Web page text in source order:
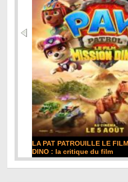
LA PAT PATROUILLE LE
DINO : la critique du film